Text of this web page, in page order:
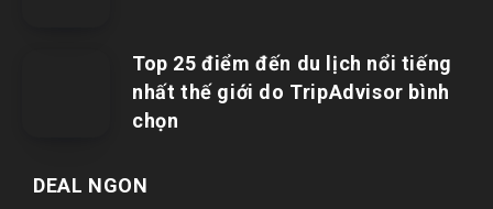
Top 25 điểm đến du lịch nổi tiếng
nhất thế giới do TripAdvisor bình
chọn
DEAL NGON